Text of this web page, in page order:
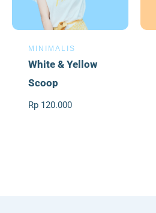
MINIMALIS
White & Yellow
Scoop
Rp 120.000